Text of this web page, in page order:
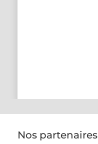
Nos partenaires